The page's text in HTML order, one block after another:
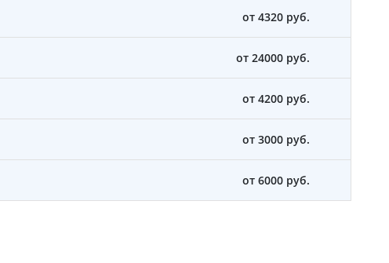
от 4320 руб.
от 24000 руб.
от 4200 руб.
от 3000 руб.
от 6000 руб.